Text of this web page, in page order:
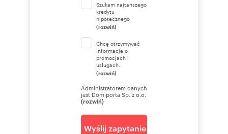
Szukam najtańszego
kredytu
hipotecznego
(rozwiń)
Chcę otrzymywać
informacje o
promocjach i
usługach.
(rozwiń)
Administratorem danych
jest Domiporta Sp. z o.o.
(rozwiń)
Wyślij zapytanie